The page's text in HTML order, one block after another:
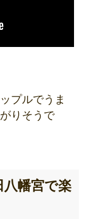
プルでうま
りそうで
八幡宮で楽